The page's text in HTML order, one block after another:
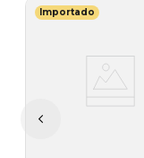
Importado